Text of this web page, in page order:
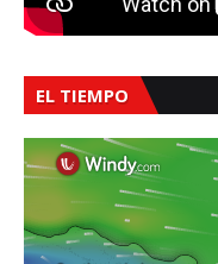
EL TIEMPO